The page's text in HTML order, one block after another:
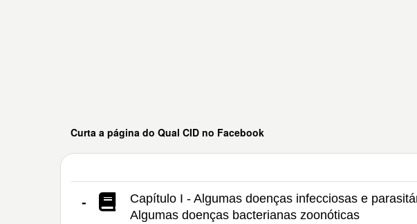
Curta a página do Qual CID no Facebook
-
Capítulo I - Algumas doenças infecciosas e
Algumas doenças bacterianas zoonóticas